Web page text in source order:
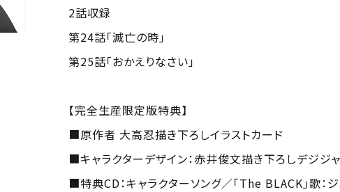
2話収録
第24話「滅亡の時」
第25話「おかえりなさい」
【完全生産限定版特典】
■原作者 大高忍描き下ろしイラストカード
■キャラクターデザイン：赤井俊文描き下ろしデジジ
■特典CD：キャラクターソング／「The BLACK」歌：